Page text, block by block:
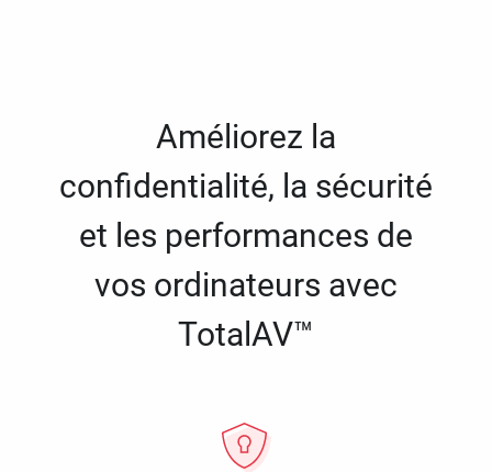
Améliorez la
confidentialité, la sécurité
et les performances de
vos ordinateurs avec
TotalAV™